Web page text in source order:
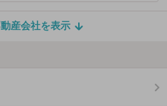
産会社を表示